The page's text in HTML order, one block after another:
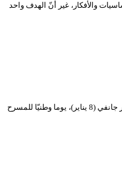
والأفكار، غير أنّ الهدف واحد
إعلان الثّامن جانفي يوما وطنيّا للمسرح أعلنت وزيرة الثقافة والفنون مليكة بن دودة، يوم الخميس 11 مارس 2021، خلال افتتاحها الدّورة الرّابعة عشر من المهرجان الوطنيّ للمسرح المحترف، عن ترسيم الثّامن من شهر جانفي (8 يناير)، يوما وطنيّا للمسرح